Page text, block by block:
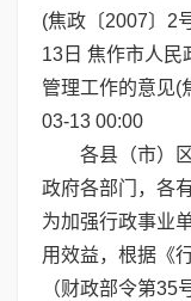
(焦政〔2007〕2
13日 焦作市人民
管理工作的意见(
03-13 00:00
各县（市）
政府各部门，各
为加强行政事业
用效益，根据《
（财政部令第35